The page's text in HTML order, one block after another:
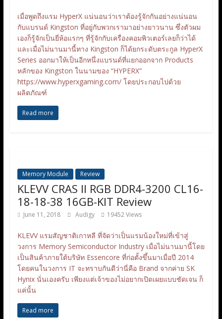
เมื่อพูดถึงแรม HyperX แน่นอนว่าเราต้องรู้จักกันอย่างแน่นอน
กับแบรนด์ Kingston ที่อยู่กับพวกเรามาอย่างยาวนาน ซึ่งตัวผม
เองก็รู้จักเป็นยี่ห้อแรกๆ ที่รู้จักกับเครื่องคอมพิวเตอร์เลยก็ว่าได้
และเมื่อไม่นานมานี้ทาง Kingston ก็ได้ยกระดับตระกูล HyperX
Series ออกมาให้เป็นอีกหนึ่งแบรนด์ที่แยกออกจาก Products
หลักของ Kingston ในนามของ “HYPERX”
https://www.hyperxgaming.com/ โดยประกอบไปด้วย
ผลิตภัณฑ์
Read more
Memory Module Review
KLEVV CRAS II RGB DDR4-3200 CL16-
18-18-38 16GB-KIT Review
June 11, 2018 Audigy 19452 Views
KLEVV แรมสัญชาติเกาหลี ที่จัดว่าเป็นแรมน้องใหม่ที่เข้าสู่
วงการ Memory Semiconductor Industry เมื่อไม่นานมานี้โดย
เป็นสินค้าภายใต้บริษัท Essencore ที่ก่อตั้งขึ้นมาเมื่อปี 2014
โดยคนในวงการ IT จะทราบกันดีว่านี่คือ Brand จากค่าย SK
Hynix นั่นเองครับ เพียงแต่เจ้าของไม่อยากเปิดเผยแบบชัดเจน ก็
แค่นั้น
Read more